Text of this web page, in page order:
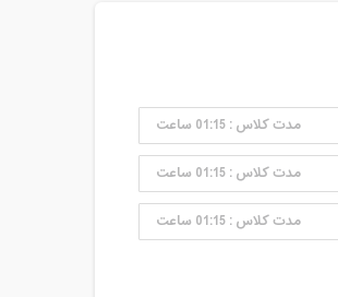
مدت کلاس : 01:15 ساعت
مدت کلاس : 01:15 ساعت
مدت کلاس : 01:15 ساعت